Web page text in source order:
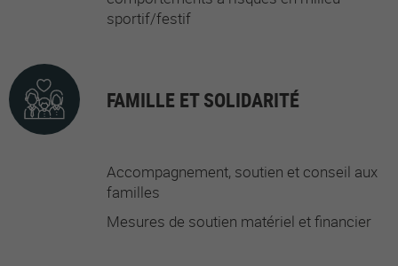
sportif/festif
FAMILLE ET SOLIDARITÉ
Accompagnement, soutien et conseil aux
familles
Mesures de soutien matériel et financier